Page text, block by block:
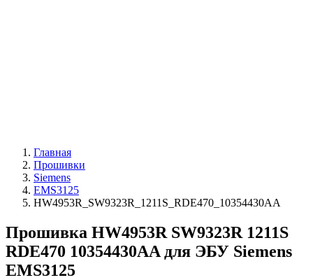
Главная
Прошивки
Siemens
EMS3125
HW4953R_SW9323R_1211S_RDE470_10354430AA
Прошивка HW4953R SW9323R 1211S
RDE470 10354430AA для ЭБУ Siemens
EMS3125